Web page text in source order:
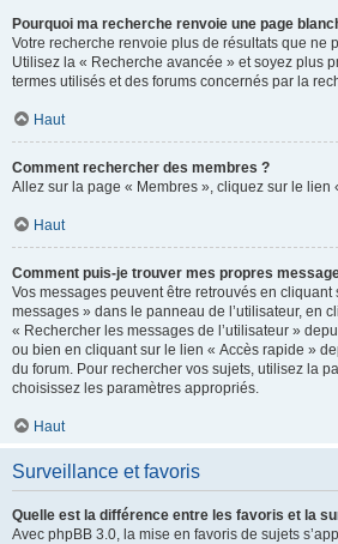
Pourquoi ma recherche renvoie une page
Votre recherche renvoie plus de résultats que ne
Utilisez la « Recherche avancée » et soyez plus
termes utilisés et des forums concernés par la
Haut
Comment rechercher des membres ?
Allez sur la page « Membres », cliquez sur le lien
Haut
Comment puis-je trouver mes propres
Vos messages peuvent être retrouvés en cliquant
messages » dans le panneau de l’utilisateur, en
« Rechercher les messages de l’utilisateur »
ou bien en cliquant sur le lien « Accès rapide »
du forum. Pour rechercher vos sujets, utilisez la
choisissez les paramètres appropriés.
Haut
Surveillance et favoris
Quelle est la différence entre les favoris et la
Avec phpBB 3.0, la mise en favoris de sujets